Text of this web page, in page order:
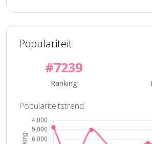
Populariteit
#7239
Ranking
Populariteitstrend